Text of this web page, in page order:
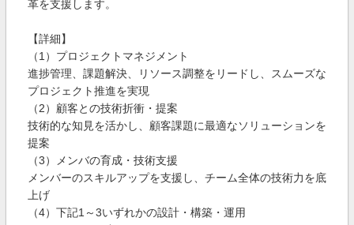
革を支援します。
【詳細】
（1）プロジェクトマネジメント
進捗管理、課題解決、リソース調整をリードし、スムーズな
プロジェクト推進を実現
（2）顧客との技術折衝・提案
技術的な知見を活かし、顧客課題に最適なソリューションを
提案
（3）メンバの育成・技術支援
メンバーのスキルアップを支援し、チーム全体の技術力を底
上げ
（4）下記1～3いずれかの設計・構築・運用